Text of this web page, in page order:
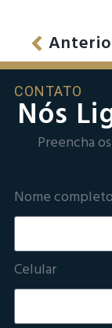
CONTATO
Nós
Preencha
Nome completo
Celular